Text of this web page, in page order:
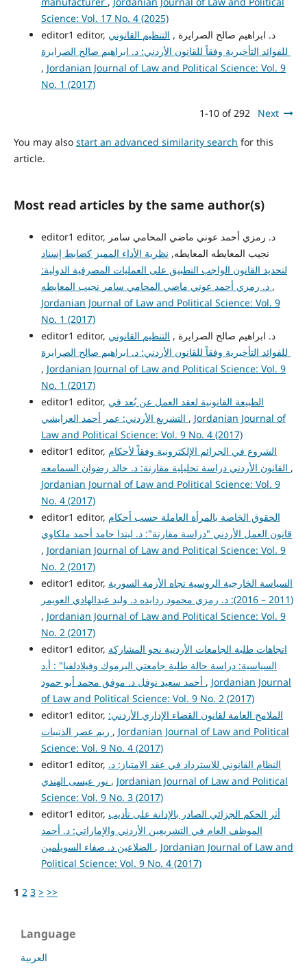
Science: Vol. 17 No. 4 (2025)
editor1 editor, د. ابراهيم صالح الصرايرة , التنظيم القانوني
, Jordanian Journal of Law and Political Science: Vol. 9
No. 1 (2017)
1-10 of 292 Next
You may also start an advanced similarity search for this
article.
Most read articles by the same author(s)
editor1 editor, د. رمزي أحمد عوني ماضي المحامي سامر
نجيب المعايطه المعايطه, نظرية الأداء المميز كضابط إسناد
لتحديد القانون الواجب التطبيق على العمليات المصرفية الدولية:
د. رمزي أحمد عوني ماضي المحامي سامر نجيب المعايطه ,
Jordanian Journal of Law and Political Science: Vol. 9
No. 1 (2017)
editor1 editor, د. ابراهيم صالح الصرايرة , التنظيم القانوني
, Jordanian Journal of Law and Political Science: Vol. 9
No. 1 (2017)
editor1 editor, الطبيعة القانونية لعقد العمل عن بُعد في
, Jordanian Journal of
Law and Political Science: Vol. 9 No. 4 (2017)
editor1 editor, الشروع في الجرائم الإلكترونية وفقاً لأحكام
,
Jordanian Journal of Law and Political Science: Vol. 9
No. 4 (2017)
editor1 editor, الحقوق الخاصة بالمرأة العاملة حسب أحكام
قانون العمل الأردني "دراسة مقارنة": د. ليندا حامد أحمد ملكاوي
, Jordanian Journal of Law and Political Science: Vol. 9
No. 2 (2017)
editor1 editor, السياسة الخارجية الروسية تجاه الأزمة السورية
(2011 – 2016): د. رمزي محمود ردايده د. وليد عبدالهادي العويمر
, Jordanian Journal of Law and Political Science: Vol. 9
No. 2 (2017)
editor1 editor, اتجاهات طلبة الجامعات الأردنية نحو المشاركة
السياسية: دراسة حالة طلبة جامعتي اليرموك وفيلادلفيا" : أ.د
, Jordanian Journal
of Law and Political Science: Vol. 9 No. 2 (2017)
editor1 editor, الملامح العامة لقانون القضاء الإداري الأردني:
, Jordanian Journal of Law and Political
Science: Vol. 9 No. 4 (2017)
editor1 editor, النظام القانوني للاسترداد في عقد الامتياز: د.
, Jordanian Journal of Law and Political
Science: Vol. 9 No. 3 (2017)
editor1 editor, أثر الحكم الجزائي الصادر بالإدانة على تأديب
الموظف العام في التشريعين الأردني والإماراتي: د. أحمد
, Jordanian Journal of Law and
Political Science: Vol. 9 No. 4 (2017)
1 2 3 > >>
Language
العربية